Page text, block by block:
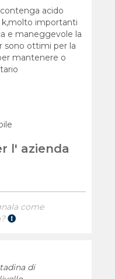
acido
importanti
e maneggevole la
sono ottimi per la
mantenere o
l' azienda
come
di